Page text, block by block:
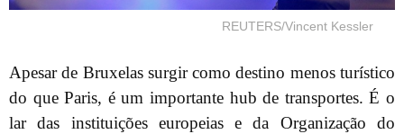
REUTERS/Vincent Kessler
Apesar de Bruxelas surgir como destino menos turístico
do que Paris, é um importante hub de transportes. É o
lar das instituições europeias e da Organização do